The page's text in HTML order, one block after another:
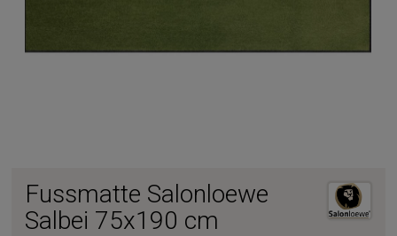
Fussmatte Salonloewe
Salbei 75x190 cm